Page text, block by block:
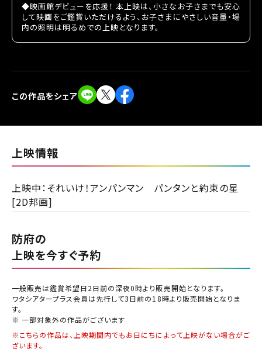
チケット購入
チケットの購入は下記リンクより、ご覧になりたい作品を選
択しご購入ください。
上映スケジュールを確認する
無料のワタシアターライト会員もあります。
予約を確認・変更する
都道府県から選ぶ
東北
関東
北越
◆映画館デビューを応援！ 本上映は、小さなお子さまでも安心
して映画をご鑑賞いただけるよう、お子さまにやさしい音量・場
内の照明は明るめでの上映となります。
この作品をシェア
上映情報
上映中：それいけ！アンパンマン パンタンと約束の星
[2D邦画]
防府の
上映を今すぐ予約
一般販売は鑑賞希望日2日前の深夜0時より販売開始となります。
ワタシアタープラス会員は先行して3日前の18時より販売開始となりま
す。
※ 一部対象外の作品がございます
※こちらの作品は、上映期間内でもお日にちによって上映がない場合がご
ざいます。
劇場を変更しますか？
劇場を変更すると、STEP2以降で選択いただいた情報は解除
されます。
変更しないで続ける
上映日を変更しますか？
上映日を変更すると、STEP3以降で選択いただいた情報は解
除されます。
変更しないで続ける
みたい機能のご利用には
ワタシアター会員へのご登録が必要です。
ワタシアター会員へのログイン・ご登録はこちら